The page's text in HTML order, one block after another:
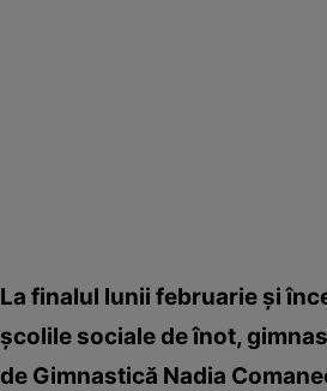
La finalul lunii februarie şi
şcolile sociale de înot,
de Gimnastică Nadia